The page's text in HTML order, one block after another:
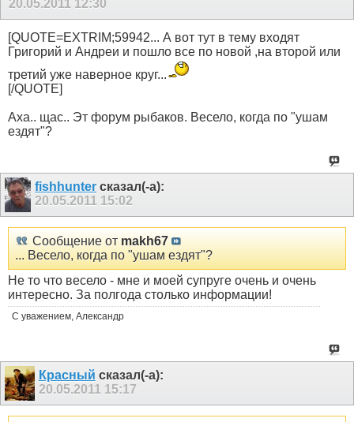
20.05.2011 12:30
[QUOTE=EXTRIM;59942... А вот тут в тему входят
Григорий и Андреи и пошло все по новой ,на второй или
третий уже наверное круг...
[/QUOTE]
Аха.. щас.. Эт форум рыбаков. Весело, когда по "ушам
ездят"?
fishhunter сказал(-а):
20.05.2011 15:02
Сообщение от makh67
... Весело, когда по "ушам ездят"?
Не то что весело - мне и моей супруге очень и очень
интересно. За полгода столько информации!
С уважением, Александр
Красный сказал(-а):
20.05.2011 15:17